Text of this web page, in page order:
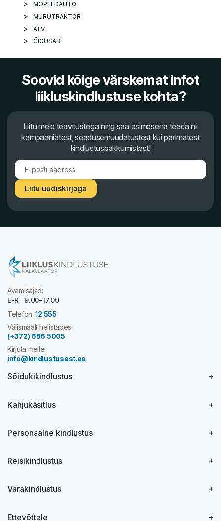
MOPEEDAUTO
MURUTRAKTOR
ATV
ÕIGUSABI
Soovid kõige värskemat infot
liikluskindlustuse kohta?
Liitu meie teavitustega ning saa esimesena teada nii
kampaaniatest, seadusemuudatustest kui parimatest
kindlustuspakkumistest!
Liitu uudiskirjaga
Avamisajad:
E-R 9.00-17.00
Telefon:12 555
Välismaalt helistades:
(+372) 686 5005
Kirjuta meile:
info@kindlustusest.ee
Sõidukikindlustus
Kahjukäsitlus
Personaalne kindlustus
Reisikindlustus
Varakindlustus
Ettevõttele